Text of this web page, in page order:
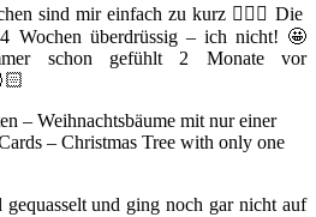
sind mir einfach zu kurz 🤷🏻‍♀️ Die
Wochen überdrüssig – ich nicht! 🤩
schon gefühlt 2 Monate vor
gequasselt und ging noch gar nicht auf